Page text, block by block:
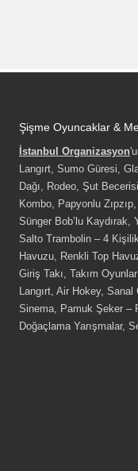
Şişme Oyuncaklar &
İstanbul Organizasyon
Langırt, Sumo Güresi,
Dağı, Rodeo, Şut
Kombo, Papyonlu
Sünger Bob’lu Kaydırak,
Salto Trambolin – 4
Havuzu, Renkli Top
Giriş Takı, Takım
Langırt, Air Hokey,
Sinema, Pamuk Şeker –
Doğaçlama Yarışmalar,